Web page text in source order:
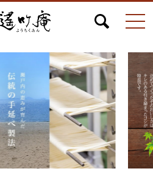
お問合せ カート